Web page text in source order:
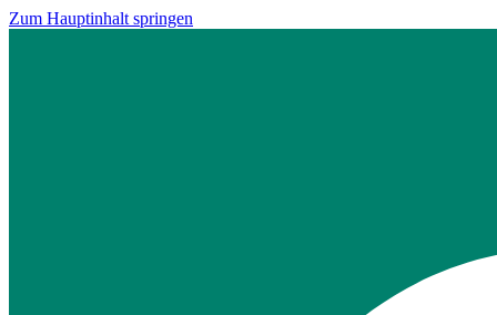
Zum Hauptinhalt springen